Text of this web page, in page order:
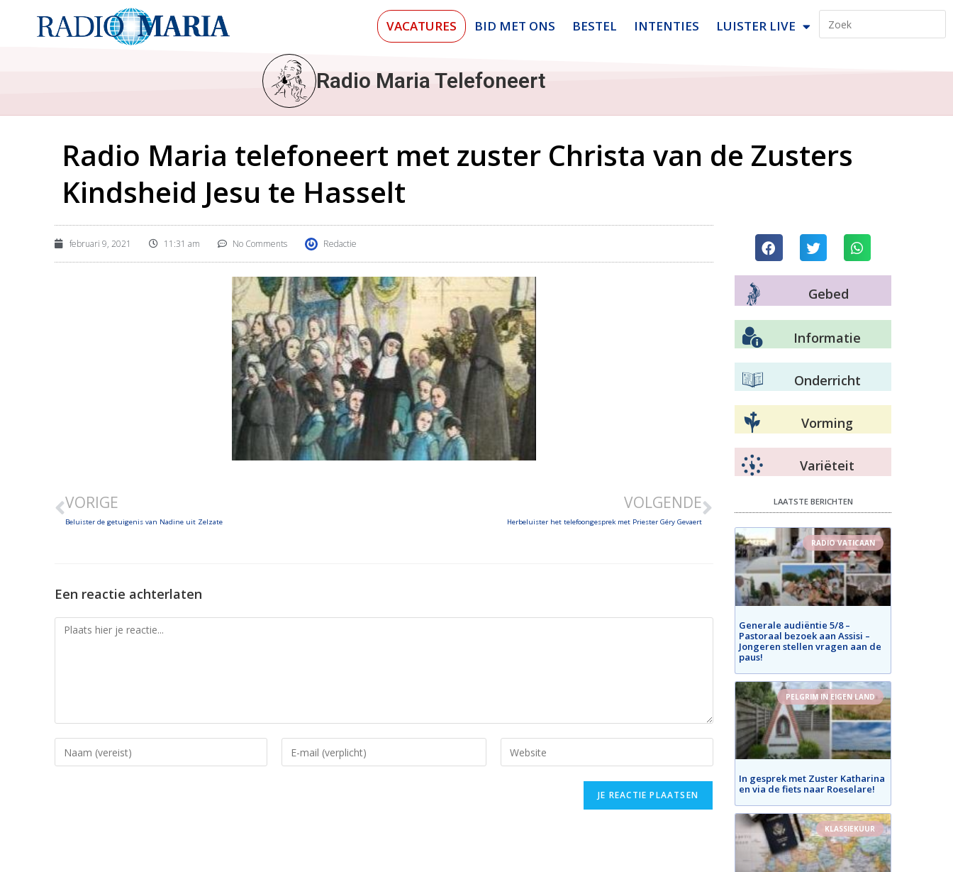
VACATURES BID MET ONS BESTEL INTENTIES LUISTER LIVE
Radio Maria Telefoneert
Radio Maria telefoneert met zuster Christa van de Zusters
Kindsheid Jesu te Hasselt
februari 9, 2021 11:31 am No Comments Redactie
VORIGE
Beluister de getuigenis van Nadine uit Zelzate
VOLGENDE
Herbeluister het telefoongesprek met Priester Géry Gevaert
Een reactie achterlaten
Gebed
Informatie
Onderricht
Vorming
Variëteit
LAATSTE BERICHTEN
RADIO VATICAAN
Generale audiëntie 5/8 –
Pastoraal bezoek aan Assisi –
Jongeren stellen vragen aan de
paus!
PELGRIM IN EIGEN LAND
In gesprek met Zuster Katharina
en via de fiets naar Roeselare!
KLASSIEKUUR